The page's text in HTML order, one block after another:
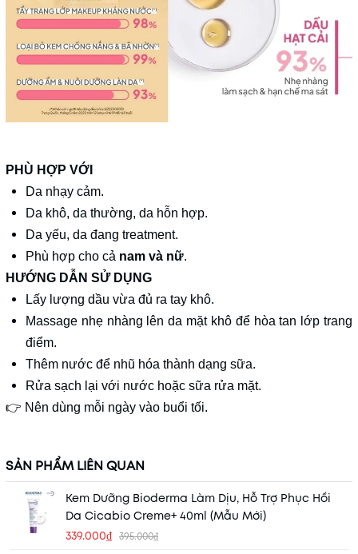
PHÙ HỢP VỚI
Da nhạy cảm.
Da khô, da thường, da hỗn hợp.
Da yếu, da đang treatment.
Phù hợp cho cả nam và nữ.
HƯỚNG DẪN SỬ DỤNG
Lấy lượng dầu vừa đủ ra tay khô.
Massage nhẹ nhàng lên da mặt khô để hòa tan lớp trang
điểm.
Thêm nước để nhũ hóa thành dạng sữa.
Rửa sạch lại với nước hoặc sữa rửa mặt.
👉 Nên dùng mỗi ngày vào buổi tối.
SẢN PHẨM LIÊN QUAN
Kem Dưỡng Bioderma Làm Dịu, Hỗ Trợ Phục Hồi
Da Cicabio Creme+ 40ml (Mẫu Mới)
339.000₫ 395.000₫